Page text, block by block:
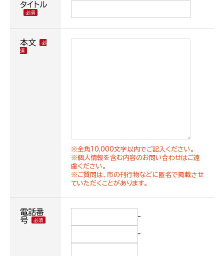
タイトル
本文
※全角10,000文字以内でご記入ください。
※個人情報を含む内容のお問い合わせはご遠
慮ください。
※ご質問は、市の刊行物などに匿名で掲載させ
ていただくことがあります。
電話番
号
-
-